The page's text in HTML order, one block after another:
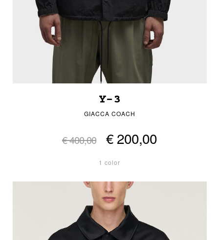
Y-3
GIACCA COACH
€ 400,00 € 200,00
1 color